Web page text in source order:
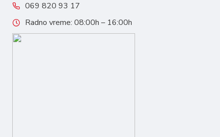
069 820 93 17
Radno vreme: 08:00h – 16:00h